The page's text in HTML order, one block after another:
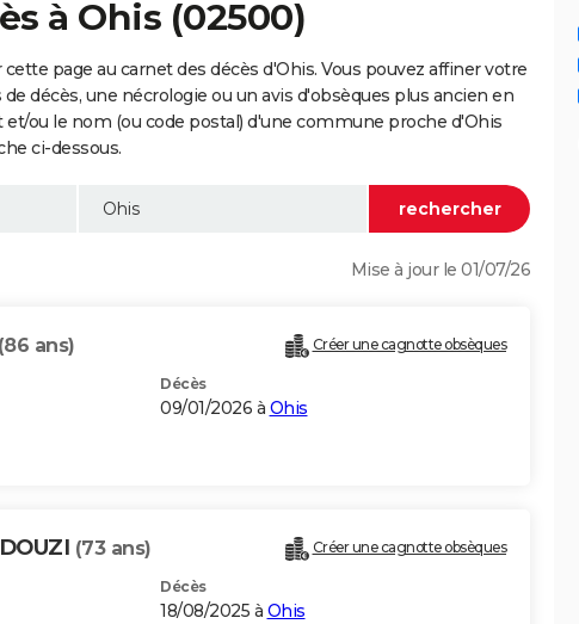
à Ohis (02500)
page au carnet des décès d'Ohis. Vous pouvez affiner votre
décès, une nécrologie ou un avis d'obsèques plus ancien en
ou le nom (ou code postal) d'une commune proche d'Ohis
ci-dessous.
Mise à jour le 01/07/26
(86 ans) Créer une cagnotte obsèques
Décès
09/01/2026 à Ohis
(73 ans) Créer une cagnotte obsèques
Décès
18/08/2025 à Ohis